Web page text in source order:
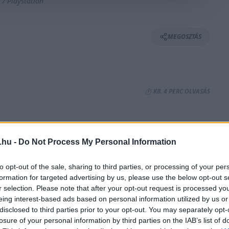
- Do Not Process My Personal Information
opt-out of the sale, sharing to third parties, or processing of your
for targeted advertising by us, please use the below opt-out
selection. Please note that after your opt-out request is processed
interest-based ads based on personal information utilized by us
to third parties prior to your opt-out. You may separately
of your personal information by third parties on the IAB’s list of
MEGOSZTÁS
⏱️ KB. 4 PERC OLVASÁS
a Gran Turismo 7 szerepet kapott
vadonatúj, három perces trailerrel,
is. Az egyik
amelyet 2022. március 4.-re jelentettek
a játékban ötvözve a visszatérő,